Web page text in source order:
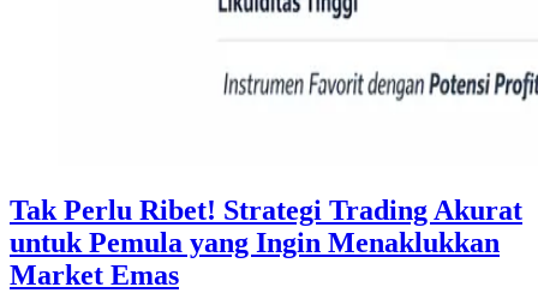
Tak Perlu Ribet! Strategi Trading Akurat
untuk Pemula yang Ingin Menaklukkan
Market Emas